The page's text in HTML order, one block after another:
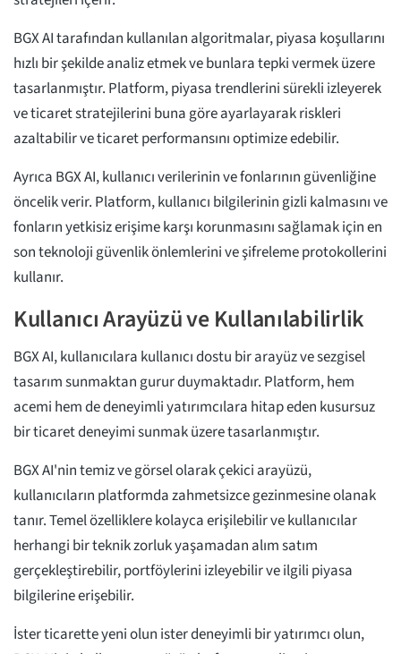
BGX AI tarafından kullanılan algoritmalar, piyasa koşullarını
hızlı bir şekilde analiz etmek ve bunlara tepki vermek üzere
tasarlanmıştır. Platform, piyasa trendlerini sürekli izleyerek
ve ticaret stratejilerini buna göre ayarlayarak riskleri
azaltabilir ve ticaret performansını optimize edebilir.
Ayrıca BGX AI, kullanıcı verilerinin ve fonlarının güvenliğine
öncelik verir. Platform, kullanıcı bilgilerinin gizli kalmasını ve
fonların yetkisiz erişime karşı korunmasını sağlamak için en
son teknoloji güvenlik önlemlerini ve şifreleme protokollerini
kullanır.
Kullanıcı Arayüzü ve Kullanılabilirlik
BGX AI, kullanıcılara kullanıcı dostu bir arayüz ve sezgisel
tasarım sunmaktan gurur duymaktadır. Platform, hem
acemi hem de deneyimli yatırımcılara hitap eden kusursuz
bir ticaret deneyimi sunmak üzere tasarlanmıştır.
BGX AI'nin temiz ve görsel olarak çekici arayüzü,
kullanıcıların platformda zahmetsizce gezinmesine olanak
tanır. Temel özelliklere kolayca erişilebilir ve kullanıcılar
herhangi bir teknik zorluk yaşamadan alım satım
gerçekleştirebilir, portföylerini izleyebilir ve ilgili piyasa
bilgilerine erişebilir.
İster ticarette yeni olun ister deneyimli bir yatırımcı olun,